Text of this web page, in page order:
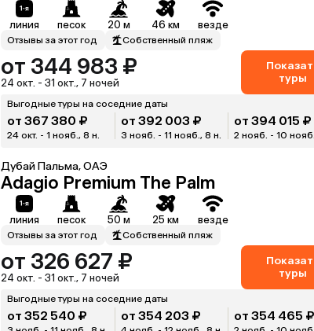
линия песок 20 м 46 км везде
Отзывы за этот год Собственный пляж
от 344 983 ₽
24 окт. - 31 окт., 7 ночей
туры
Выгодные туры на соседние даты
от 367 380 ₽
24 окт. - 1 нояб., 8 н.
от 392 003 ₽
3 нояб. - 11 нояб., 8 н.
от 394 015 ₽
2 нояб. - 10
Дубай Пальма, ОАЭ
Adagio Premium The Palm
линия песок 50 м 25 км везде
Отзывы за этот год Собственный пляж
от 326 627 ₽
24 окт. - 31 окт., 7 ночей
туры
Выгодные туры на соседние даты
от 352 540 ₽ от 354 203 ₽ от 354 465 ₽